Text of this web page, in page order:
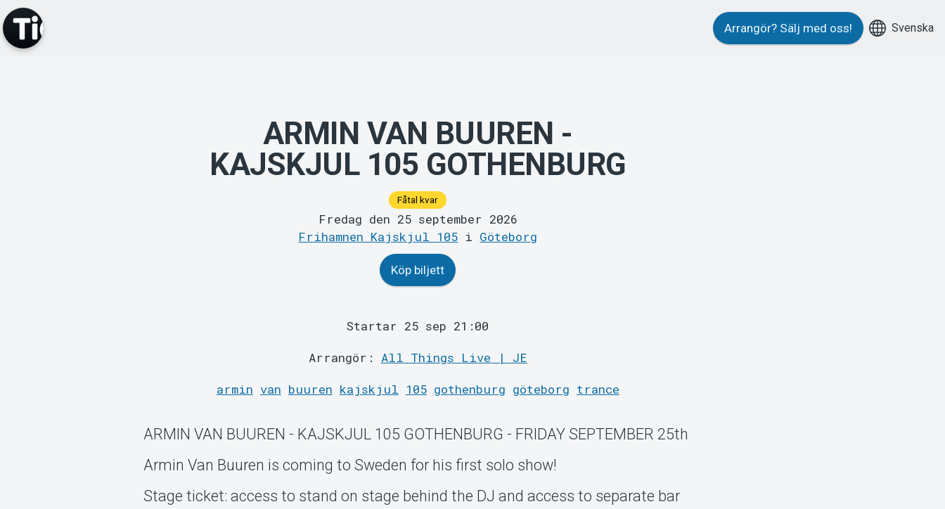
Arrangör? Sälj med oss! Svenska
ARMIN VAN BUUREN -
KAJSKJUL 105 GOTHENBURG
Fåtal kvar
Fredag den 25 september 2026
Frihamnen Kajskjul 105 i Göteborg
Köp biljett
Startar 25 sep 21:00
Arrangör: All Things Live | JE
armin van buuren kajskjul 105 gothenburg göteborg trance
ARMIN VAN BUUREN - KAJSKJUL 105 GOTHENBURG - FRIDAY SEPTEMBER 25th
Armin Van Buuren is coming to Sweden for his first solo show!
Stage ticket: access to stand on stage behind the DJ and access to separate bar